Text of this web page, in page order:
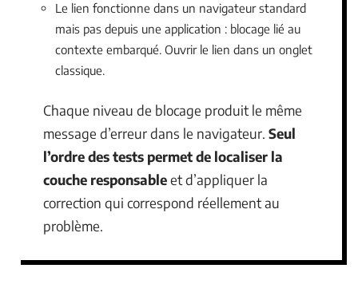
Le lien fonctionne dans un navigateur standard
mais pas depuis une application : blocage lié au
contexte embarqué. Ouvrir le lien dans un onglet
classique.
Chaque niveau de blocage produit le même
message d’erreur dans le navigateur. Seul
l’ordre des tests permet de localiser la
couche responsableet d’appliquer la
correction qui correspond réellement au
problème.